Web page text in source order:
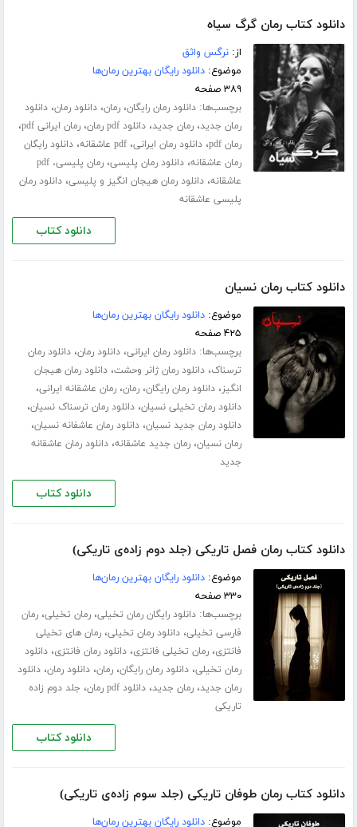
دانلود کتاب رمان گرگ سیاه
از:نرگس واثق
موضوع:دانلود رایگان بهترین رمان‌ها
۳۸۹ صفحه
برچسب‌ها:دانلود رمان رایگان،رمان،دانلود رمان،دانلود
رمان جدید،رمان جدید،دانلود pdf رمان ،رمان ایرانی pdf ،
رمان pdf ،دانلود رمان ایرانی،pdf عاشقانه ،دانلود رایگان
رمان عاشقانه،دانلود رمان پلیسی،
رمان پلیسی، pdf
عاشقانه،دانلود رمان هیجان انگیز و پلیسی،دانلود رمان
پلیسی عاشقانه
دانلود کتاب
دانلود کتاب رمان نسیان
موضوع:دانلود رایگان بهترین رمان‌ها
۴۲۵ صفحه
برچسب‌ها:دانلود رمان ایرانی،دانلود رمان،دانلود رمان
ترسناک،دانلود رمان ژانر وحشت،دانلود رمان هیجان
انگیز،دانلود رمان رایگان،رمان،رمان عاشقانه ایرانی،
دانلود رمان تخیلی نسیان،دانلود رمان ترسناک نسیان،
دانلود رمان جدید نسیان،دانلود رمان عاشفانه نسیان،
رمان نسیان،رمان جدید عاشقانه،دانلود رمان عاشقانه
جدید
دانلود کتاب
دانلود کتاب رمان فصل تاریکی (جلد دوم زاده‌ی تاریکی)
موضوع:دانلود رایگان بهترین رمان‌ها
۳۳۰ صفحه
برچسب‌ها:دانلود رایگان رمان تخیلی،رمان تخیلی،رمان
فارسی تخیلی،دانلود رمان تخیلی،رمان های تخیلی
فانتزی،رمان تخیلی فانتزی،دانلود رمان فانتزی،دانلود
رمان تخیلی،دانلود رمان رایگان،رمان،دانلود رمان،دانلود
رمان جدید،رمان جدید،دانلود pdf رمان ، جلد دوم زاده
تاریکی
دانلود کتاب
دانلود کتاب رمان طوفان تاریکی (جلد سوم زاده‌ی تاریکی)
موضوع:دانلود رایگان بهترین رمان‌ها